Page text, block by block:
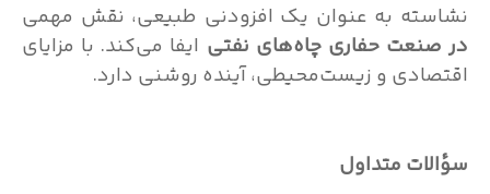
به عنوان یک افزودنی طبیعی، نقش مهمی
حفاری چاه‌های نفتیایفا می‌کند. با مزایای
و زیست‌محیطی، آینده روشنی دارد.
متداول